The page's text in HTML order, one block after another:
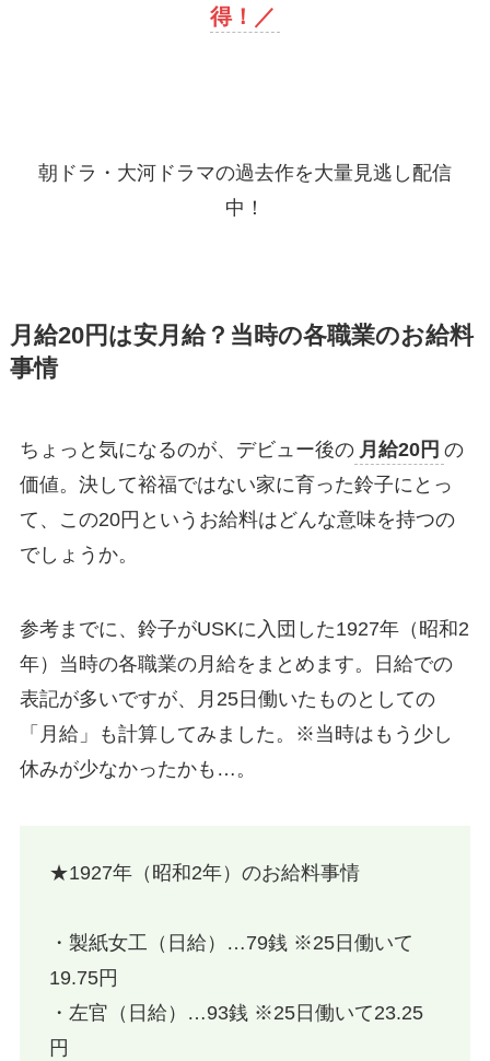
得！ ／
朝ドラ・大河ドラマの過去作を大量見逃し配信
中！
月給20円は安月給？当時の各職業のお給料
事情
ちょっと気になるのが、デビュー後の 月給20円 の
価値。決して裕福ではない家に育った鈴子にとっ
て、この20円というお給料はどんな意味を持つの
でしょうか。
参考までに、鈴子がUSKに入団した1927年（昭和2
年）当時の各職業の月給をまとめます。日給での
表記が多いですが、月25日働いたものとしての
「月給」も計算してみました。※当時はもう少し
休みが少なかったかも…。
★1927年（昭和2年）のお給料事情
・製紙女工（日給）…79銭 ※25日働いて
19.75円
・左官（日給）…93銭 ※25日働いて23.25
円